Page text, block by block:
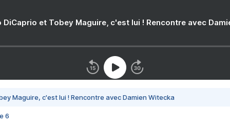
DiCaprio et Tobey Maguire, c'est lui ! Rencontre avec
Maguire, c'est lui ! Rencontre avec Damien Witecka
6